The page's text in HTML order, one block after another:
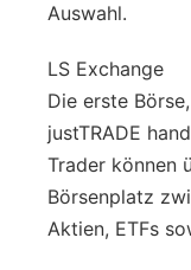
Auswahl.
LS Exchange
Die erste
justTRADE
Trader können
Börsenplatz
Aktien, ETFs